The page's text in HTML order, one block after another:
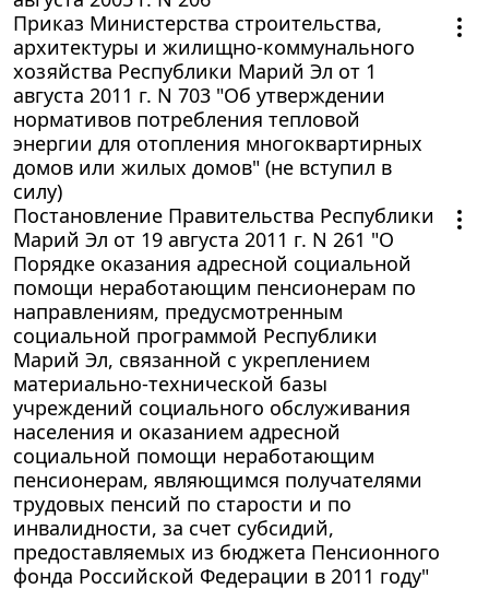
Приказ Министерства строительства,
архитектуры и жилищно-коммунального
хозяйства Республики Марий Эл от 1
августа 2011 г. N 703 "Об утверждении
нормативов потребления тепловой
энергии для отопления многоквартирных
домов или жилых домов" (не вступил в
силу)
Постановление Правительства Республики
Марий Эл от 19 августа 2011 г. N 261 "О
Порядке оказания адресной социальной
помощи неработающим пенсионерам по
направлениям, предусмотренным
социальной программой Республики
Марий Эл, связанной с укреплением
материально-технической базы
учреждений социального обслуживания
населения и оказанием адресной
социальной помощи неработающим
пенсионерам, являющимся получателями
трудовых пенсий по старости и по
инвалидности, за счет субсидий,
предоставляемых из бюджета Пенсионного
фонда Российской Федерации в 2011 году"